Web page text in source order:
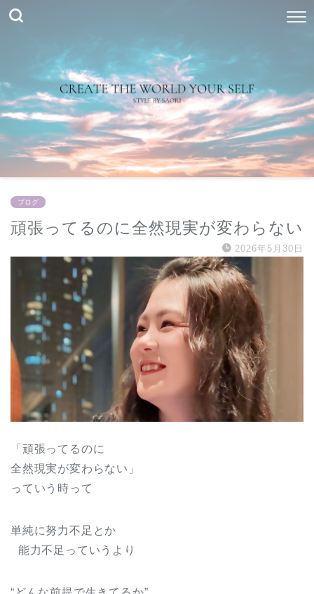
ブログ
頑張ってるのに全然現実が変わらない
2026年5月30日
「頑張ってるのに
全然現実が変わらない」
っていう時って
単純に努力不足とか
能力不足っていうより